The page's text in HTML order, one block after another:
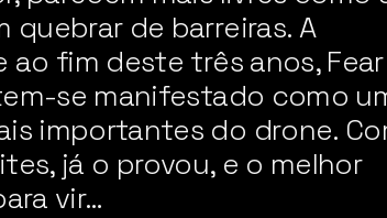
quebrar de barreiras. A
ao fim deste três anos, Fear
se manifestado como
importantes do drone.
já o provou, e o melhor
vir…